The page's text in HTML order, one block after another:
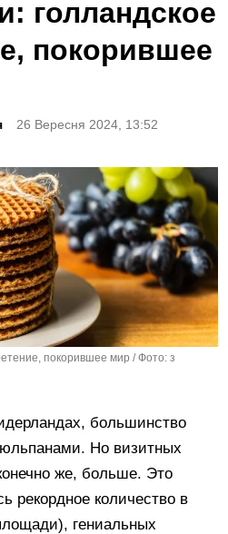
голландское
покорившее
26 Вересня 2024, 13:52
покорившее мир / Фото: з
большинство
Но визитных
же, больше. Это
рекордное количество в
гениальных